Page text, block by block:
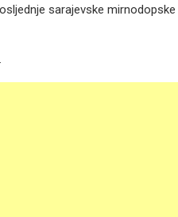
sarajevske mirnodopske